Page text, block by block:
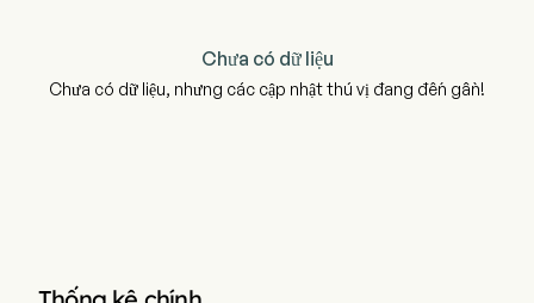
Chưa có dữ liệu
Chưa có dữ liệu, nhưng các cập nhật thú vị đang đến gần!